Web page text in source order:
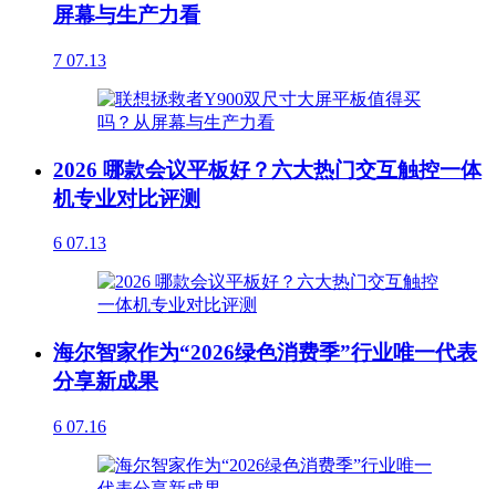
屏幕与生产力看
7 07.13
2026 哪款会议平板好？六大热门交互触控一体
机专业对比评测
6 07.13
海尔智家作为“2026绿色消费季”行业唯一代表
分享新成果
6 07.16